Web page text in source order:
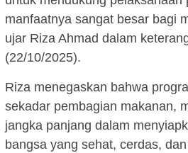
manfaatnya sangat besar bagi
ujar Riza Ahmad dalam
(22/10/2025).
Riza menegaskan bahwa
sekadar pembagian makanan,
jangka panjang dalam
bangsa yang sehat, cerdas,